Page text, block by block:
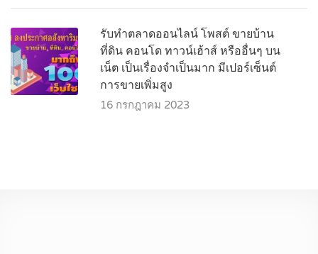
รับทำตลาดออนไลน์ โพสต์ ขายบ้าน
ที่ดิน คอนโด ทาวน์เฮ้าส์ หรืออื่นๆ บน
เน็ต เป็นเรื่องจำเป็นมาก มีเปอร์เซ็นต์
การขายเพิ่มสูง
16 กรกฎาคม 2023